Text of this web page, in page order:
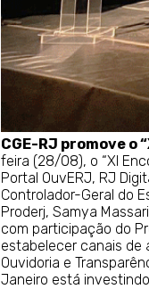
CGE-RJ promove o “
feira (28/08), o “XI
Portal OuvERJ, RJ
Controlador-Geral do
Proderj, Samya
com participação do
estabelecer canais de
Ouvidoria e
Janeiro está